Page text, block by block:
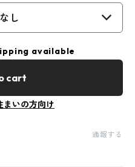
し
available
cart
まいの方向け
通報する